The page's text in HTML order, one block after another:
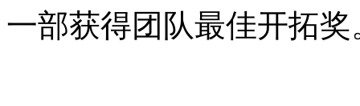
一部获得团队最佳开拓奖